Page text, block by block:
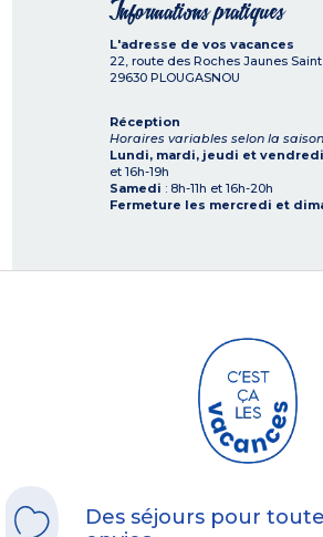
Informations pratiques
L'adresse de vos vacances
22, route des Roches Jaunes
29630 PLOUGASNOU
Réception
Horaires variables selon la saison
Lundi, mardi, jeudi et vendredi
et 16h-19h
Samedi : 8h-11h et 16h-20h
Fermeture les mercredi et
Des séjours pour